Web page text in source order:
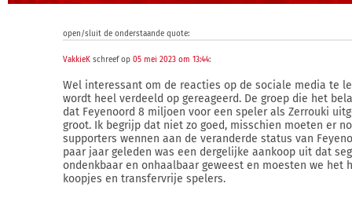
open/sluit de onderstaande quote:
VakkieK schreef op 05 mei 2023 om 13:44:
Wel interessant om de reacties op de sociale media te
wordt heel verdeeld op gereageerd. De groep die het
dat Feyenoord 8 miljoen voor een speler als Zerrouki
groot. Ik begrijp dat niet zo goed, misschien moeten er
supporters wennen aan de veranderde status van
paar jaar geleden was een dergelijke aankoop uit dat
ondenkbaar en onhaalbaar geweest en moesten we het
koopjes en transfervrije spelers.